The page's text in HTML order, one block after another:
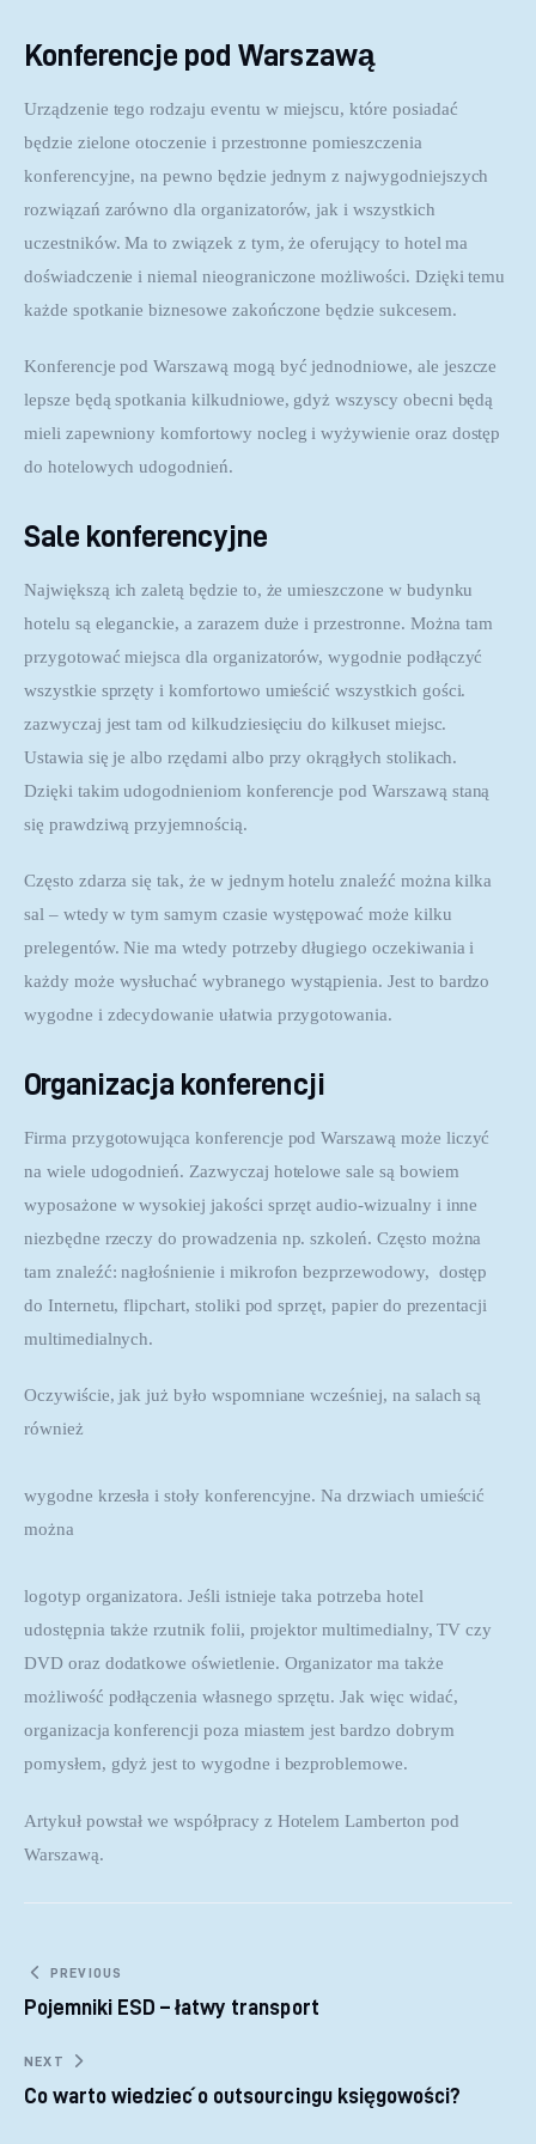
Konferencje pod Warszawą
Urządzenie tego rodzaju eventu w miejscu, które posiadać
będzie zielone otoczenie i przestronne pomieszczenia
konferencyjne, na pewno będzie jednym z najwygodniejszych
rozwiązań zarówno dla organizatorów, jak i wszystkich
uczestników. Ma to związek z tym, że oferujący to hotel ma
doświadczenie i niemal nieograniczone możliwości. Dzięki temu
każde spotkanie biznesowe zakończone będzie sukcesem.
Konferencje pod Warszawą mogą być jednodniowe, ale jeszcze
lepsze będą spotkania kilkudniowe, gdyż wszyscy obecni będą
mieli zapewniony komfortowy nocleg i wyżywienie oraz dostęp
do hotelowych udogodnień.
Sale konferencyjne
Największą ich zaletą będzie to, że umieszczone w budynku
hotelu są eleganckie, a zarazem duże i przestronne. Można tam
przygotować miejsca dla organizatorów, wygodnie podłączyć
wszystkie sprzęty i komfortowo umieścić wszystkich gości.
zazwyczaj jest tam od kilkudziesięciu do kilkuset miejsc.
Ustawia się je albo rzędami albo przy okrągłych stolikach.
Dzięki takim udogodnieniom konferencje pod Warszawą staną
się prawdziwą przyjemnością.
Często zdarza się tak, że w jednym hotelu znaleźć można kilka
sal – wtedy w tym samym czasie występować może kilku
prelegentów. Nie ma wtedy potrzeby długiego oczekiwania i
każdy może wysłuchać wybranego wystąpienia. Jest to bardzo
wygodne i zdecydowanie ułatwia przygotowania.
Organizacja konferencji
Firma przygotowująca konferencje pod Warszawą może liczyć
na wiele udogodnień. Zazwyczaj hotelowe sale są bowiem
wyposażone w wysokiej jakości sprzęt audio-wizualny i inne
niezbędne rzeczy do prowadzenia np. szkoleń. Często można
tam znaleźć: nagłośnienie i mikrofon bezprzewodowy,  dostęp
do Internetu, flipchart, stoliki pod sprzęt, papier do prezentacji
multimedialnych.
Oczywiście, jak już było wspomniane wcześniej, na salach są
również
wygodne krzesła i stoły konferencyjne. Na drzwiach umieścić
można
logotyp organizatora. Jeśli istnieje taka potrzeba hotel
udostępnia także rzutnik folii, projektor multimedialny, TV czy
DVD oraz dodatkowe oświetlenie. Organizator ma także
możliwość podłączenia własnego sprzętu. Jak więc widać,
organizacja konferencji poza miastem jest bardzo dobrym
pomysłem, gdyż jest to wygodne i bezproblemowe.
Artykuł powstał we współpracy z Hotelem Lamberton pod
Warszawą.
Nawigacja wpisu
PREVIOUS
Pojemniki ESD – łatwy transport
NEXT
Co warto wiedzieć o outsourcingu księgowości?